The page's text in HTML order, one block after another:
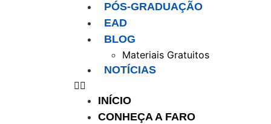
PÓS-GRADUAÇÃO
EAD
BLOG
Materiais Gratuitos
NOTÍCIAS
INÍCIO
CONHEÇA A FARO